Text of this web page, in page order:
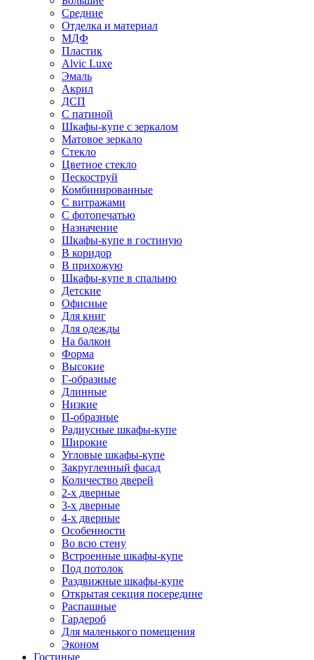
Средние
Отделка и материал
МДФ
Пластик
Alvic Luxe
Эмаль
Акрил
ДСП
С патиной
Шкафы-купе с зеркалом
Матовое зеркало
Стекло
Цветное стекло
Пескоструй
Комбинированные
С витражами
С фотопечатью
Назначение
Шкафы-купе в гостиную
В коридор
В прихожую
Шкафы-купе в спальню
Детские
Офисные
Для книг
Для одежды
На балкон
Форма
Высокие
Г-образные
Длинные
Низкие
П-образные
Радиусные шкафы-купе
Широкие
Угловые шкафы-купе
Закругленный фасад
Количество дверей
2-х дверные
3-х дверные
4-х дверные
Особенности
Во всю стену
Встроенные шкафы-купе
Под потолок
Раздвижные шкафы-купе
Открытая секция посередине
Распашные
Гардероб
Для маленького помещения
Эконом
Гостиные